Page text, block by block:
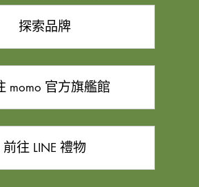
探索品牌
momo 官方旗艦館
前往 LINE 禮物